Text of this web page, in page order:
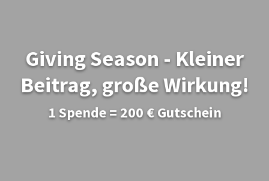
Giving Season - Kleiner
Beitrag, große Wirkung!
1 Spende = 200 € Gutschein